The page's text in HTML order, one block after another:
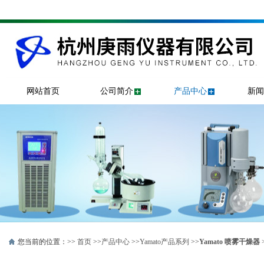
网站首页 公司简介 产品中心 新
您当前的位置：>> 首页 >>产品中心 >>Yamato产品系列 >>Yamato 喷雾干燥器